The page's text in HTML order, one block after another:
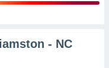
- NC